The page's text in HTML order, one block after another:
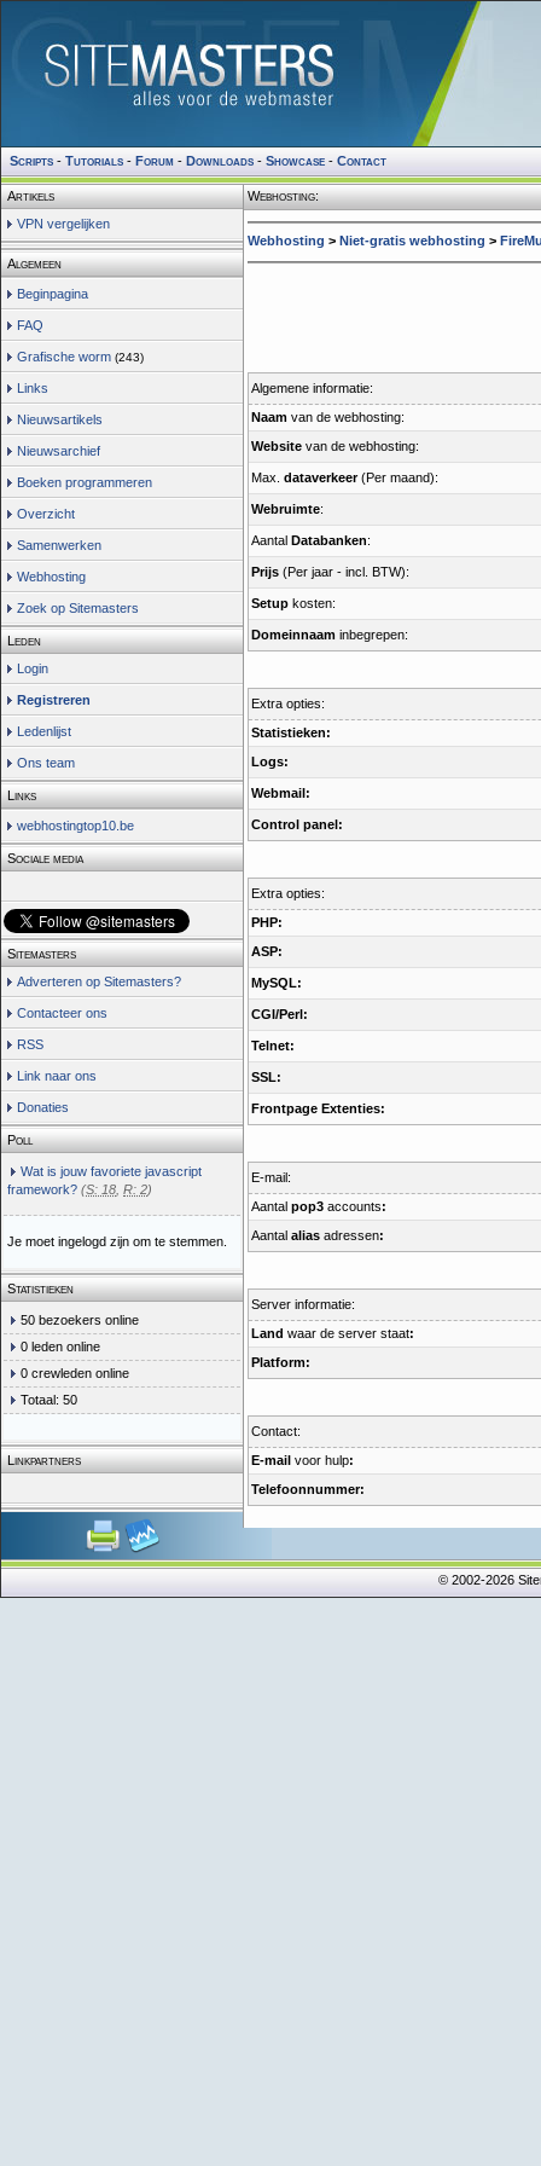
Scripts - Tutorials - Forum - Downloads - Showcase - Contact
Artikels
VPN vergelijken
Algemeen
Beginpagina
FAQ
Grafische worm (243)
Links
Nieuwsartikels
Nieuwsarchief
Boeken programmeren
Overzicht
Samenwerken
Webhosting
Zoek op Sitemasters
Leden
Login
Registreren
Ledenlijst
Ons team
Links
webhostingtop10.be
Sociale media
Sitemasters
Adverteren op Sitemasters?
Contacteer ons
RSS
Link naar ons
Donaties
Poll
Wat is jouw favoriete javascript
framework? (S: 18 R: 2)
Je moet ingelogd zijn om te stemmen.
Statistieken
50 bezoekers online
0 leden online
0 crewleden online
Totaal: 50
Linkpartners
Webhosting:
Webhosting > Niet-gratis webhosting >
Algemene informatie:
Naam van de webhosting:
Website van de webhosting:
Max. dataverkeer(Per maand):
Webruimte:
Aantal Databanken:
Prijs (Per jaar - incl. BTW):
Setup kosten:
Domeinnaam inbegrepen:
Extra opties:
Statistieken:
Logs:
Webmail:
Control panel:
Extra opties:
PHP:
ASP:
MySQL:
CGI/Perl:
Telnet:
SSL:
Frontpage Extenties:
E-mail:
Aantal pop3 accounts:
Aantal alias adressen:
Server informatie:
Land waar de server staat:
Platform:
Contact:
E-mail voor hulp:
Telefoonnummer:
© 2002-2026